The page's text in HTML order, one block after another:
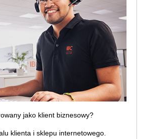
jako klient biznesowy?
klienta i sklepu internetowego.